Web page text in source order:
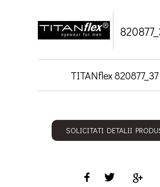
TITANflex 820877_37
SOLICITATI DETALII